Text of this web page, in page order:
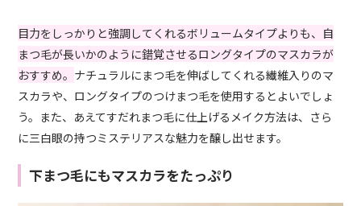
目力をしっかりと強調してくれるボリュームタイプよりも、自
まつ毛が長いかのように錯覚させるロングタイプのマスカラが
おすすめ。 ナチュラルにまつ毛を伸ばしてくれる繊維入りのマ
スカラや、ロングタイプのつけまつ毛を使用するとよいでしょ
う。また、あえてすだれまつ毛に仕上げるメイク方法は、さら
に三白眼の持つミステリアスな魅力を醸し出せます。
下まつ毛にもマスカラをたっぷり